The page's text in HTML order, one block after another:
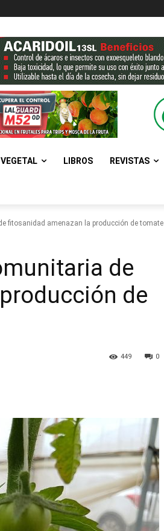
LIBROS REVISTAS
fitosanidad amenazan la producción de tomate
de
de
0
449